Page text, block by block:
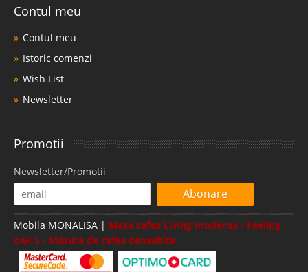
Contul meu
Contul meu
Istoric comenzi
Wish List
Newsletter
Promotii
Newsletter/Promotii
Abonare
Mobila MONALISA | Masa cafea Living moderna - Feeling
oak S - Masuta de cafea deosebita